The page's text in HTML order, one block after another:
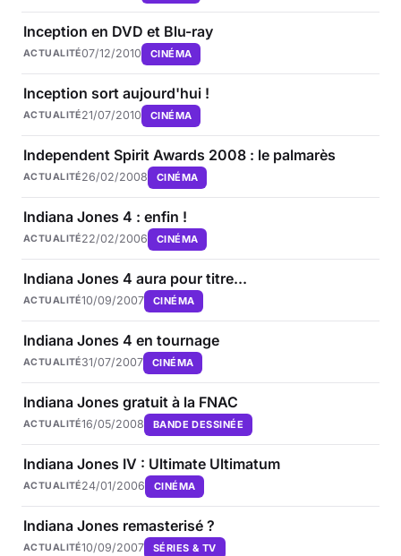
Inception en DVD et Blu-ray
ACTUALITÉ07/12/2010 CINÉMA
Inception sort aujourd'hui !
ACTUALITÉ21/07/2010 CINÉMA
Independent Spirit Awards 2008 : le palmarès
ACTUALITÉ26/02/2008 CINÉMA
Indiana Jones 4 : enfin !
ACTUALITÉ22/02/2006 CINÉMA
Indiana Jones 4 aura pour titre...
ACTUALITÉ10/09/2007 CINÉMA
Indiana Jones 4 en tournage
ACTUALITÉ31/07/2007 CINÉMA
Indiana Jones gratuit à la FNAC
ACTUALITÉ16/05/2008 BANDE DESSINÉE
Indiana Jones IV : Ultimate Ultimatum
ACTUALITÉ24/01/2006 CINÉMA
Indiana Jones remasterisé ?
ACTUALITÉ10/09/2007 SÉRIES & TV